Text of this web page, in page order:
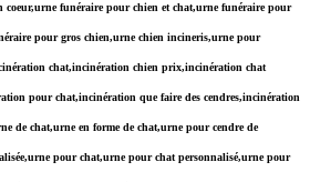
funéraire pour chien et chat,urne funéraire pour
pour gros chien,urne chien incineris,urne pour
chat,incinération chien prix,incinération chat
pour chat,incinération que faire des cendres,incinération
de chat,urne en forme de chat,urne pour cendre de
pour chat,urne pour chat personnalisé,urne pour